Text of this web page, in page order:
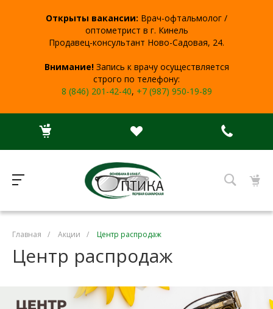
Открыты вакансии: Врач-офтальмолог /
оптометрист в г. Кинель
Продавец-консультант Ново-Садовая, 24.
Внимание!Запись к врачу осуществляется
строго по телефону:
8 (846) 201-42-40, +7 (987) 950-19-89
Главная / Акции / Центр распродаж
Центр распродаж